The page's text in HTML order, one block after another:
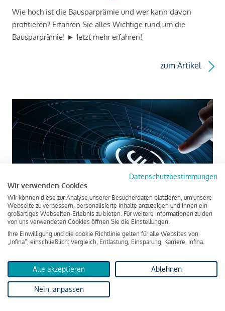
Wie hoch ist die Bausparprämie und wer kann davon
profitieren? Erfahren Sie alles Wichtige rund um die
Bausparprämie! ► Jetzt mehr erfahren!
zum Artikel
Digitaler Euro: Alles, was Sie wissen
müssen
Alles zum digitalen Euro: ✓ Wie funktioniert er? ✓ Wann
wird er kommen? ✓ Vor- und Nachteile ✓ Was passiert mit
Bargeld? ► Jetzt informieren!
Datenschutzbestimmungen
Wir verwenden Cookies
Wir können diese zur Analyse unserer Besucherdaten platzieren, um unsere
Webseite zu verbessern, personalisierte Inhalte anzuzeigen und Ihnen ein
großartiges Webseiten-Erlebnis zu bieten. Für weitere Informationen zu den
von uns verwendeten Cookies öffnen Sie die Einstellungen.
Ihre Einwilligung und die cookie Richtlinie gelten für alle Websites von
„Infina“, einschließlich: Vergleich, Entlastung, Einsparung, Karriere, Infina.
Alle akzeptieren Ablehnen
Nein, anpassen